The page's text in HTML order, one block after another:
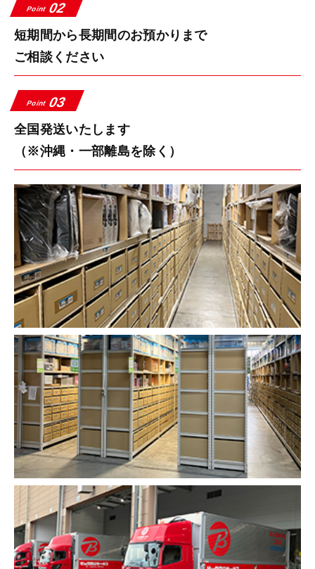
Point 02
短期間から長期間のお預かりまで
ご相談ください
Point 03
全国発送いたします
（※沖縄・一部離島を除く）